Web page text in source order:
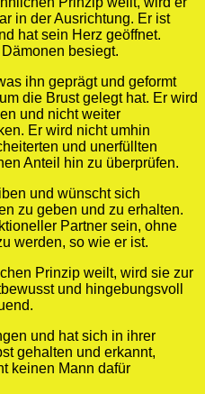
in der Ausrichtung. Er ist
hat sein Herz geöffnet.
besiegt.
ihn geprägt und geformt
die Brust gelegt hat. Er wird
und nicht weiter
Er wird nicht umhin
und unerfüllten
Anteil hin zu überprüfen.
und wünscht sich
zu geben und zu erhalten.
Partner sein, ohne
werden, so wie er ist.
Prinzip weilt, wird sie zur
und hingebungsvoll
und hat sich in ihrer
gehalten und erkannt,
keinen Mann dafür